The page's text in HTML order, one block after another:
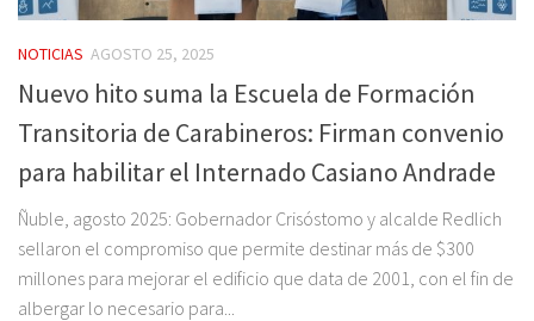
NOTICIAS AGOSTO 25, 2025
Nuevo hito suma la Escuela de Formación
Transitoria de Carabineros: Firman convenio
para habilitar el Internado Casiano Andrade
Ñuble, agosto 2025: Gobernador Crisóstomo y alcalde Redlich
sellaron el compromiso que permite destinar más de $300
millones para mejorar el edificio que data de 2001, con el fin de
albergar lo necesario para...